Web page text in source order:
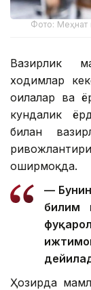
Фото: Меҳнат
Вазирлик
ходимлар
оилалар ва
кундалик
билан
оширмоқда.
—
билим
Ҳозирда